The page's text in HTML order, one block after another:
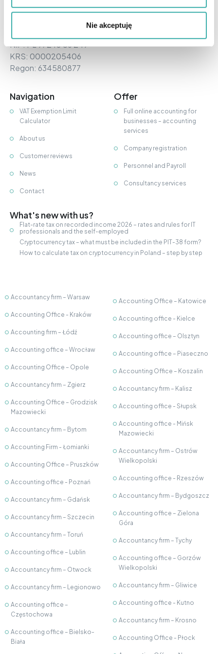
Nie akceptuję
3 Zwierzyniecka Street
NIP: PL 972 10 86 249
KRS: 0000205406
Regon: 634580877
Navigation
VAT Exemption Limit
Calculator
About us
Customer reviews
News
Contact
Offer
Full online accounting for
businesses – accounting
services
Company registration
Personnel and Payroll
Consultancy services
What's new with us?
Flat-rate tax on recorded income 2026 – rates and rules for IT
professionals and the self-employed
Cryptocurrency tax – what must be included in the PIT-38 form?
How to calculate tax on cryptocurrency in Poland – step by step
Accountancy firm – Warsaw
Accounting Office - Kraków
Accounting firm – Łódź
Accounting office – Wrocław
Accounting Office – Opole
Accountancy firm – Zgierz
Accounting Office – Grodzisk
Mazowiecki
Accountancy firm – Bytom
Accounting Firm - Łomianki
Accounting Office – Pruszków
Accounting office - Poznań
Accountancy firm – Gdańsk
Accountancy firm – Szczecin
Accountancy firm – Toruń
Accounting office – Lublin
Accountancy firm – Otwock
Accountancy firm – Legionowo
Accounting office –
Częstochowa
Accounting office – Bielsko-
Biała
Accounting Office – Katowice
Accounting office - Kielce
Accounting office – Olsztyn
Accounting office – Piaseczno
Accounting Office – Koszalin
Accountancy firm – Kalisz
Accounting office - Słupsk
Accounting office - Mińsk
Mazowiecki
Accountancy firm – Ostrów
Wielkopolski
Accounting office - Rzeszów
Accountancy firm – Bydgoszcz
Accounting office – Zielona
Góra
Accountancy firm – Tychy
Accounting office – Gorzów
Wielkopolski
Accountancy firm – Gliwice
Accounting office - Kutno
Accountancy firm – Krosno
Accounting Office - Płock